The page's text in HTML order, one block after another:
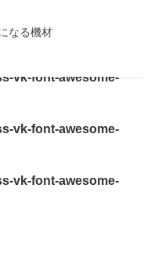
class-vk-font-
vk-font-awesome-
vk-font-awesome-
vk-font-awesome-
なる機材